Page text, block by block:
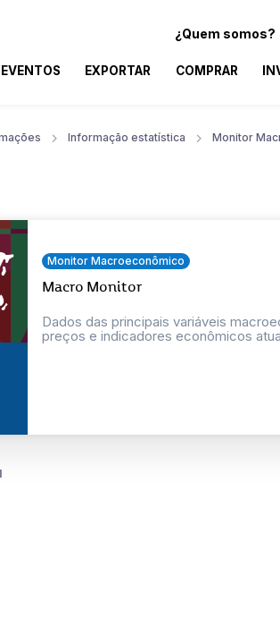
¿Quem somos?
EVENTOS EXPORTAR COMPRAR
Informação estatística Monitor
Monitor Macroeconômico
Macro Monitor
Dados das principais variáveis
preços e indicadores econômicos